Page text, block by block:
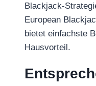
Blackjack-
European
bietet einfachste
Hausvorteil.